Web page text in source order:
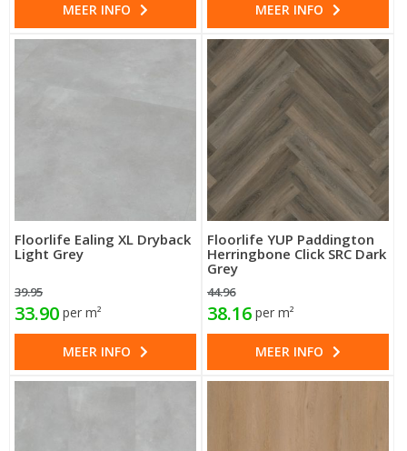
MEER INFO MEER INFO
Floorlife Ealing XL Dryback
Light Grey
39.95
33.90 per m²
MEER INFO
Floorlife YUP Paddington
Herringbone Click SRC Dark
Grey
44.96
38.16 per m²
MEER INFO